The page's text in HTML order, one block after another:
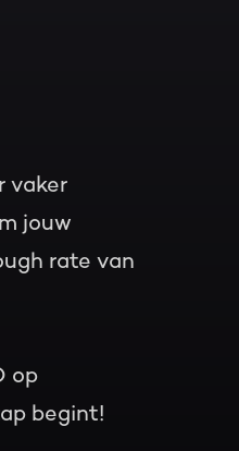
vaker
jouw
rate van
op
begint!